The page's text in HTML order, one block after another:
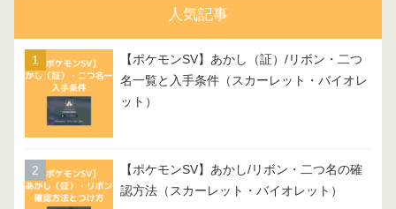
人気記事
【ポケモンSV】あかし（証）/リボン・二つ
名一覧と入手条件（スカーレット・バイオレ
ット）
【ポケモンSV】あかし/リボン・二つ名の確
認方法（スカーレット・バイオレット）